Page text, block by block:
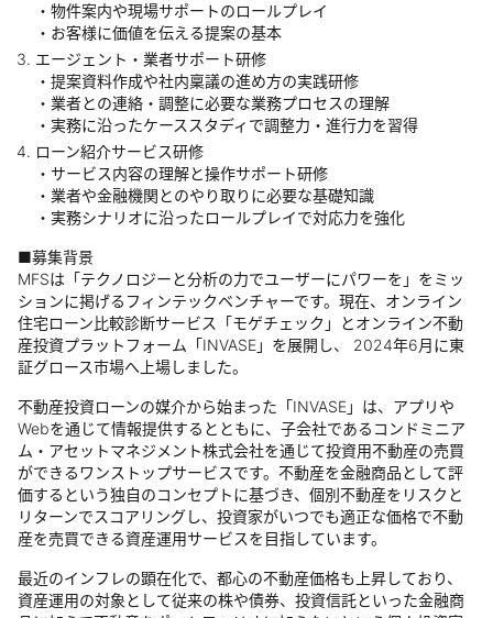
・物件案内や現場サポートのロールプレイ
・お客様に価値を伝える提案の基本
エージェント・業者サポート研修
・提案資料作成や社内稟議の進め方の実践研修
・業者との連絡・調整に必要な業務プロセスの理解
・実務に沿ったケーススタディで調整力・進行力を習得
ローン紹介サービス研修
・サービス内容の理解と操作サポート研修
・業者や金融機関とのやり取りに必要な基礎知識
・実務シナリオに沿ったロールプレイで対応力を強化
■募集背景
MFSは「テクノロジーと分析の力でユーザーにパワーを」をミッ
ションに掲げるフィンテックベンチャーです。現在、オンライン
住宅ローン比較診断サービス「モゲチェック」とオンライン不動
産投資プラットフォーム「INVASE」を展開し、 2024年6月に東
証グロース市場へ上場しました。
不動産投資ローンの媒介から始まった「INVASE」は、アプリや
Webを通じて情報提供するとともに、子会社であるコンドミニア
ム・アセットマネジメント株式会社を通じて投資用不動産の売買
ができるワンストップサービスです。不動産を金融商品として評
価するという独自のコンセプトに基づき、個別不動産をリスクと
リターンでスコアリングし、投資家がいつでも適正な価格で不動
産を売買できる資産運用サービスを目指しています。
最近のインフレの顕在化で、都心の不動産価格も上昇しており、
資産運用の対象として従来の株や債券、投資信託といった金融商